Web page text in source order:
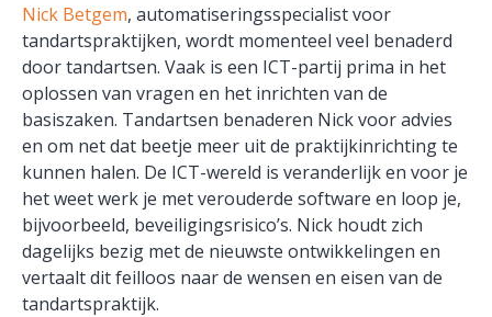
Nick Betgem, automatiseringsspecialist voor
tandartspraktijken, wordt momenteel veel benaderd
door tandartsen. Vaak is een ICT-partij prima in het
oplossen van vragen en het inrichten van de
basiszaken. Tandartsen benaderen Nick voor advies
en om net dat beetje meer uit de praktijkinrichting te
kunnen halen. De ICT-wereld is veranderlijk en voor je
het weet werk je met verouderde software en loop je,
bijvoorbeeld, beveiligingsrisico’s. Nick houdt zich
dagelijks bezig met de nieuwste ontwikkelingen en
vertaalt dit feilloos naar de wensen en eisen van de
tandartspraktijk.